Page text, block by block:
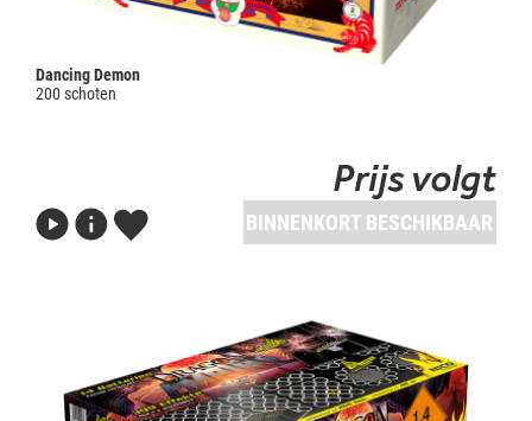
Dancing Demon
200 schoten
Prijs volgt
BINNENKORT BESCHIKBAAR